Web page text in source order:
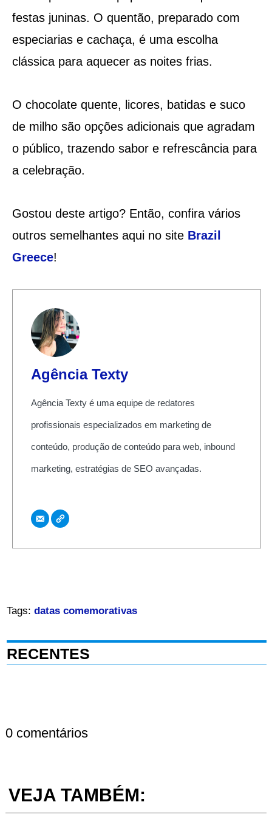
festas juninas. O quentão, preparado com
especiarias e cachaça, é uma escolha
clássica para aquecer as noites frias.
O chocolate quente, licores, batidas e suco
de milho são opções adicionais que agradam
o público, trazendo sabor e refrescância para
a celebração.
Gostou deste artigo? Então, confira vários
outros semelhantes aqui no site Brazil
Greece!
Agência Texty
Agência Texty é uma equipe de redatores
profissionais especializados em marketing de
conteúdo, produção de conteúdo para web, inbound
marketing, estratégias de SEO avançadas.
Tags: datas comemorativas
RECENTES
0 comentários
VEJA TAMBÉM: